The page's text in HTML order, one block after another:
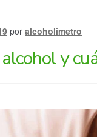
poralcoholimetro
y